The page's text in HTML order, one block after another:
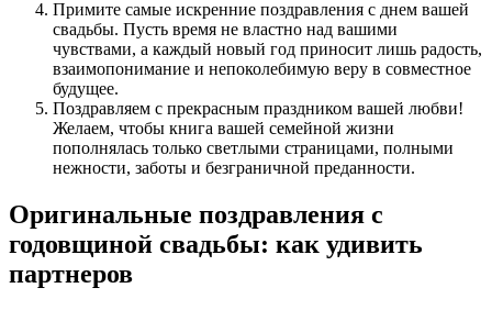
Примите самые искренние поздравления с днем вашей
свадьбы. Пусть время не властно над вашими
чувствами, а каждый новый год приносит лишь радость,
взаимопонимание и непоколебимую веру в совместное
будущее.
Поздравляем с прекрасным праздником вашей любви!
Желаем, чтобы книга вашей семейной жизни
пополнялась только светлыми страницами, полными
нежности, заботы и безграничной преданности.
Оригинальные поздравления с
годовщиной свадьбы: как удивить
партнеров